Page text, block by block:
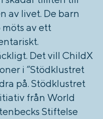
av livet. De barn
möts av ett
Det vill ChildX
i “Stödklustret
på. Stödklustret
från World
Stiftelse